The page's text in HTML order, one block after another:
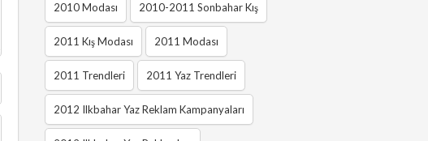
2010 Modası 2010-2011 Sonbahar Kış
2011 Kış Modası 2011 Modası
2011 Trendleri 2011 Yaz Trendleri
2012 Ilkbahar Yaz Reklam Kampanyaları